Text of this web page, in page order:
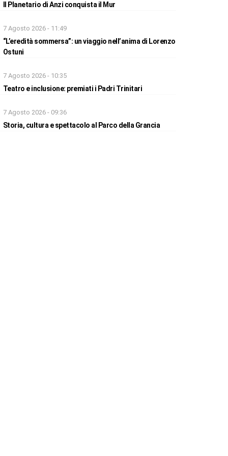
Il Planetario di Anzi conquista il Mur
7 Agosto 2026 - 11:49
“L’eredità sommersa”: un viaggio nell’anima di Lorenzo
Ostuni
7 Agosto 2026 - 10:35
Teatro e inclusione: premiati i Padri Trinitari
7 Agosto 2026 - 09:36
Storia, cultura e spettacolo al Parco della Grancia